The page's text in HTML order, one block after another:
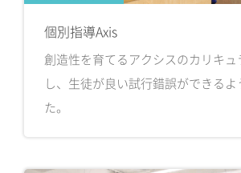
個別指導Axis
創造性を育てるアクシスのカリキュ
し、生徒が良い試行錯誤ができるよ
た。